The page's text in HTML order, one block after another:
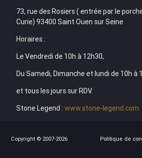
73, rue des Rosiers ( entrée par le
Curie) 93400 Saint Ouen sur Seine
Horaires :
Le Vendredi de 10h à 12h30,
Du Samedi, Dimanche et lundi de 10h à
et tous les jours sur RDV.
Stone Legend : www.stone-legend.com
Copyright © 2007-2026 Politique de